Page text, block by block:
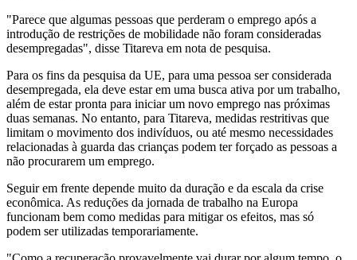
"Parece que algumas pessoas que perderam o emprego após a
introdução de restrições de mobilidade não foram consideradas
desempregadas", disse Titareva em nota de pesquisa.
Para os fins da pesquisa da UE, para uma pessoa ser considerada
desempregada, ela deve estar em uma busca ativa por um trabalho,
além de estar pronta para iniciar um novo emprego nas próximas
duas semanas. No entanto, para Titareva, medidas restritivas que
limitam o movimento dos indivíduos, ou até mesmo necessidades
relacionadas à guarda das crianças podem ter forçado as pessoas a
não procurarem um emprego.
Seguir em frente depende muito da duração e da escala da crise
econômica. As reduções da jornada de trabalho na Europa
funcionam bem como medidas para mitigar os efeitos, mas só
podem ser utilizadas temporariamente.